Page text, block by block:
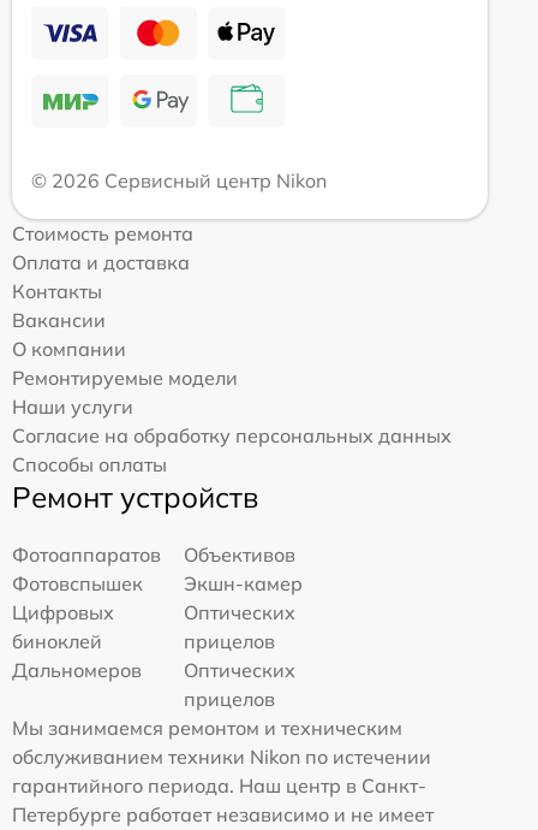
© 2026 Сервисный центр Nikon
Стоимость ремонта
Оплата и доставка
Контакты
Вакансии
О компании
Ремонтируемые модели
Наши услуги
Согласие на обработку персональных данных
Способы оплаты
Ремонт устройств
Фотоаппаратов
Объективов
Фотовспышек
Экшн-камер
Цифровых
биноклей
Оптических
прицелов
Дальномеров
Оптических
прицелов
Мы занимаемся ремонтом и техническим
обслуживанием техники Nikon по истечении
гарантийного периода. Наш центр в Санкт-
Петербурге работает независимо и не имеет